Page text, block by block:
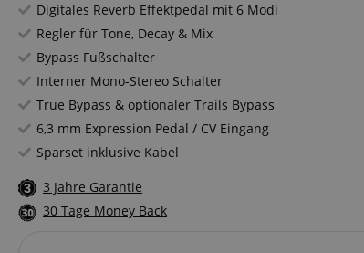
Digitales Reverb Effektpedal mit 6 Modi
Regler für Tone, Decay & Mix
Bypass Fußschalter
Interner Mono-Stereo Schalter
True Bypass & optionaler Trails Bypass
6,3 mm Expression Pedal / CV Eingang
Sparset inklusive Kabel
3 Jahre Garantie
30 Tage Money Back